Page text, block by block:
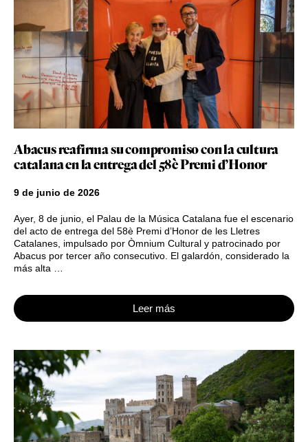
Abacus reafirma su compromiso con la cultura
catalana en la entrega del 58è Premi d’Honor
9 de junio de 2026
Ayer, 8 de junio, el Palau de la Música Catalana fue el escenario
del acto de entrega del 58è Premi d’Honor de les Lletres
Catalanes, impulsado por Òmnium Cultural y patrocinado por
Abacus por tercer año consecutivo. El galardón, considerado la
más alta …
Leer más